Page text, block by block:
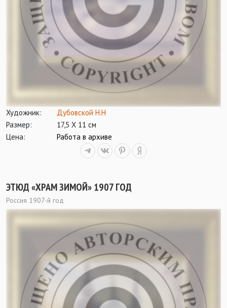
Художник:
Дубовской Н.Н
Размер:
17,5 Х 11 см
Цена:
Работа в архиве
ЭТЮД «ХРАМ ЗИМОЙ» 1907 ГОД
Россия 1907-й год